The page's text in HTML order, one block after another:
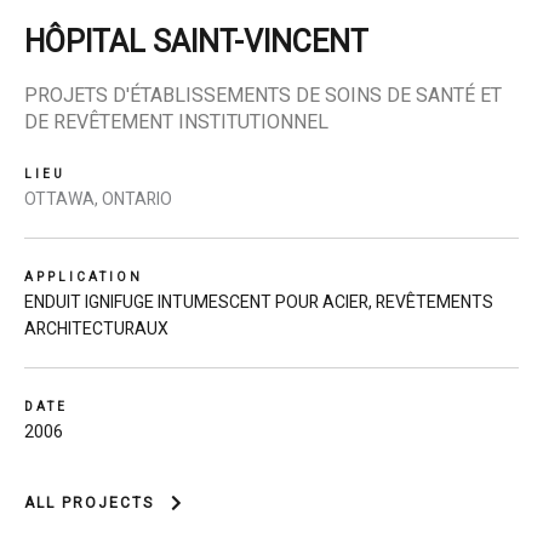
HÔPITAL SAINT-VINCENT
PROJETS D'ÉTABLISSEMENTS DE SOINS DE SANTÉ ET
DE REVÊTEMENT INSTITUTIONNEL
LIEU
OTTAWA, ONTARIO
APPLICATION
ENDUIT IGNIFUGE INTUMESCENT POUR ACIER,REVÊTEMENTS
ARCHITECTURAUX
DATE
2006
ALL PROJECTS